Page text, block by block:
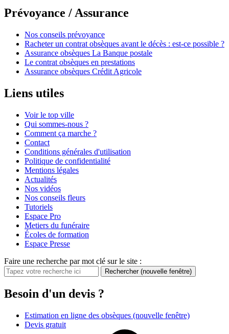
Prévoyance / Assurance
Nos conseils prévoyance
Racheter un contrat obsèques avant le décès : est-ce possible ?
Assurance obsèques La Banque postale
Le contrat obsèques en prestations
Assurance obsèques Crédit Agricole
Liens utiles
Voir le top ville
Qui sommes-nous ?
Comment ça marche ?
Contact
Conditions générales d'utilisation
Politique de confidentialité
Mentions légales
Actualités
Nos vidéos
Nos conseils fleurs
Tutoriels
Espace Pro
Metiers du funéraire
Écoles de formation
Espace Presse
Faire une recherche par mot clé sur le site :
Rechercher (nouvelle fenêtre)
Besoin d'un devis ?
Estimation en ligne des obsèques (nouvelle fenêtre)
Devis gratuit